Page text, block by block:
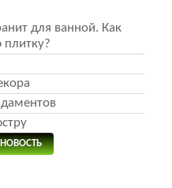
для ванной. Как